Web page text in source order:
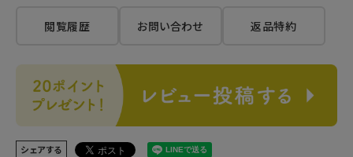
閲覧履歴 お問い合わせ 返品特約
シェアする